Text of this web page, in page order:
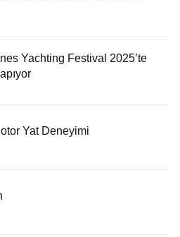
Yachting Festival 2025’te
Yat Deneyimi